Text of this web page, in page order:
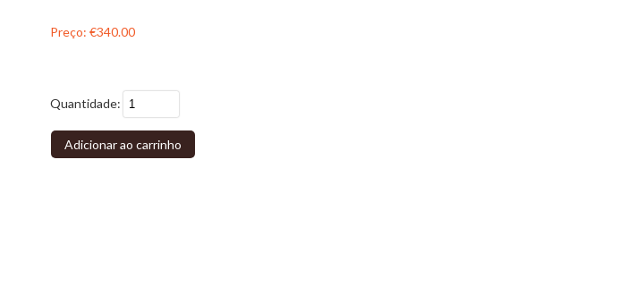
Preço: €340.00
Quantidade:
Adicionar ao carrinho